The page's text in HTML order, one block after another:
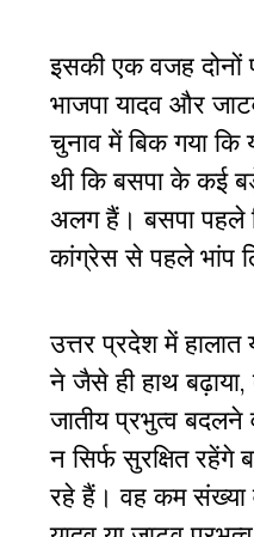
इसकी एक वजह दोनों
भाजपा यादव और
चुनाव में बिक गया
थी कि बसपा के कई
अलग हैं। बसपा पहले
कांग्रेस से पहले भांप
उत्तर प्रदेश में
ने जैसे ही हाथ
जातीय प्रभुत्व बदलने
न सिर्फ सुरक्षित रहेंगे
रहे हैं। वह कम संख्या